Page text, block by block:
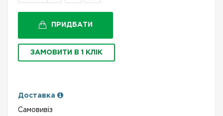
закладки
ПРИДБАТИ
ЗАМОВИТИ В 1 КЛІК
Доставка
Самовивіз